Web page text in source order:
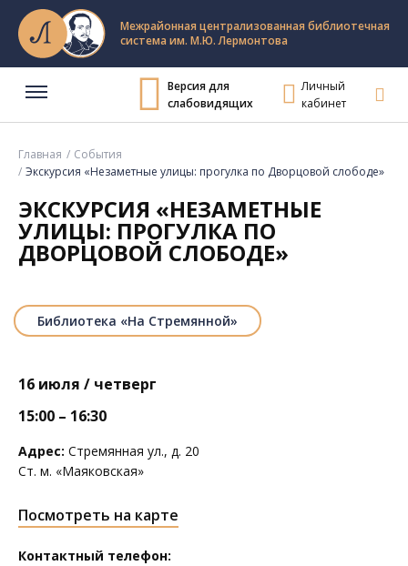
Межрайонная централизованная библиотечная
система им. М.Ю. Лермонтова
Версия для
слабовидящих
Личный
кабинет
Главная
События
Экскурсия «Незаметные улицы: прогулка по Дворцовой слободе»
ЭКСКУРСИЯ «НЕЗАМЕТНЫЕ
УЛИЦЫ: ПРОГУЛКА ПО
ДВОРЦОВОЙ СЛОБОДЕ»
Библиотека «На Стремянной»
16 июля / четверг
15:00 – 16:30
Адрес: Стремянная ул., д. 20
Ст. м. «Маяковская»
Посмотреть на карте
Контактный телефон: